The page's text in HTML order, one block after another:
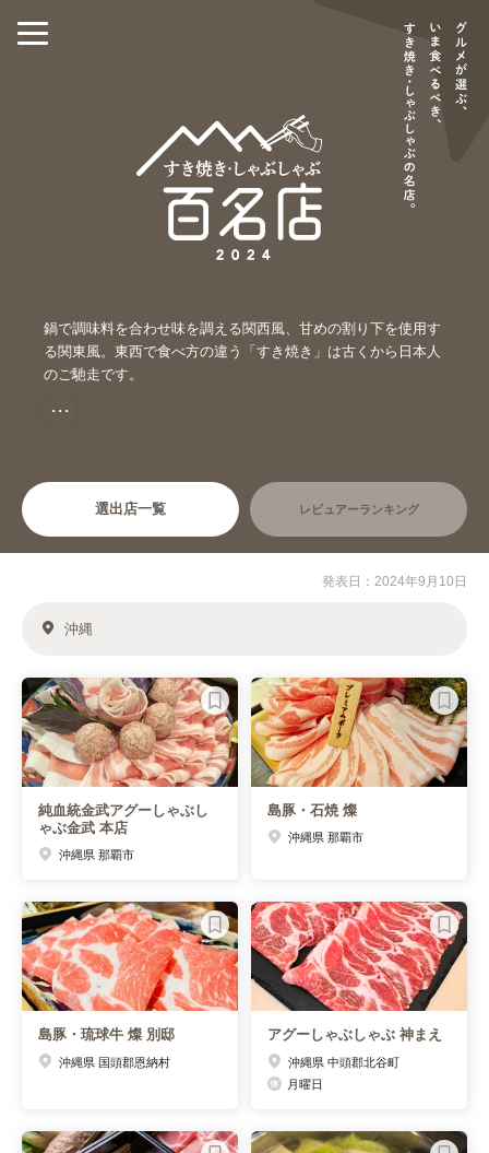
鍋で調味料を合わせ味を調える関西風、甘めの割り下を使用す
る関東風。東西で食べ方の違う「すき焼き」は古くから日本人
のご馳走です。
・・・
選出店一覧 レビュアーランキング
発表日：2024年9月10日
沖縄
純血統金武アグーしゃぶし
ゃぶ金武 本店
沖縄県 那覇市
島豚・石焼 燦
沖縄県 那覇市
島豚・琉球牛 燦 別邸
沖縄県 国頭郡恩納村
アグーしゃぶしゃぶ 神まえ
沖縄県 中頭郡北谷町
月曜日